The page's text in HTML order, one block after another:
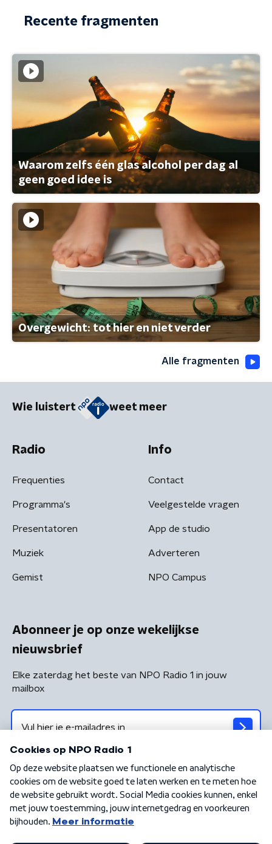
Recente fragmenten
Waarom zelfs één glas alcohol per dag al
geen goed idee is
Overgewicht: tot hier en niet verder
Alle fragmenten
Wie luistert weet meer
Radio
Frequenties
Programma's
Presentatoren
Muziek
Gemist
Info
Contact
Veelgestelde vragen
App de studio
Adverteren
NPO Campus
Abonneer je op onze wekelijkse
nieuwsbrief
Elke zaterdag het beste van NPO Radio 1 in jouw
mailbox
Algemene voorwaarden